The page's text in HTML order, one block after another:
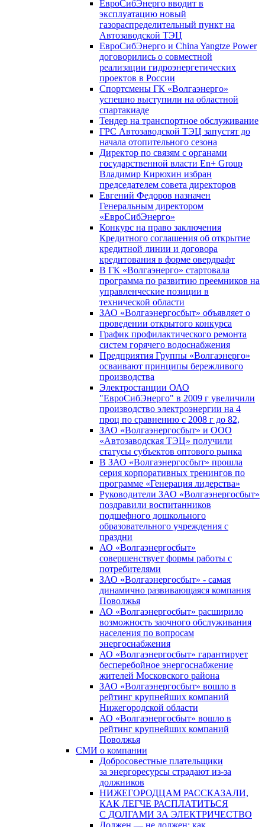
ЕвроСибЭнерго вводит в
эксплуатацию новый
газораспределительный пункт на
Автозаводской ТЭЦ
ЕвроСибЭнерго и China Yangtze Power
договорились о совместной
реализации гидроэнергетических
проектов в России
Спортсмены ГК «Волгаэнерго»
успешно выступили на областной
спартакиаде
Тендер на транспортное обслуживание
ГРС Автозаводской ТЭЦ запустят до
начала отопительного сезона
Директор по связям с органами
государственной власти En+ Group
Владимир Кирюхин избран
председателем совета директоров
Евгений Федоров назначен
Генеральным директором
«ЕвроСибЭнерго»
Конкурс на право заключения
Кредитного соглашения об открытие
кредитной линии и договора
кредитования в форме овердрафт
В ГК «Волгаэнерго» стартовала
программа по развитию преемников на
управленческие позиции в
технической области
ЗАО «Волгаэнергосбыт» объявляет о
проведении открытого конкурса
График профилактического ремонта
систем горячего водоснабжения
Предприятия Группы «Волгаэнерго»
осваивают принципы бережливого
производства
Электростанции ОАО
"ЕвроСибЭнерго" в 2009 г увеличили
производство электроэнергии на 4
проц по сравнению с 2008 г до 82,
ЗАО «Волгаэнергосбыт» и ООО
«Автозаводская ТЭЦ» получили
статусы субъектов оптового рынка
В ЗАО «Волгаэнергосбыт» прошла
серия корпоративных тренингов по
программе «Генерация лидерства»
Руководители ЗАО «Волгаэнергосбыт»
поздравили воспитанников
подшефного дошкольного
образовательного учреждения с
праздни
АО «Волгаэнергосбыт»
совершенствует формы работы с
потребителями
ЗАО «Волгаэнергосбыт» - самая
динамично развивающаяся компания
Поволжья
АО «Волгаэнергосбыт» расширило
возможность заочного обслуживания
населения по вопросам
энергоснабжения
АО «Волгаэнергосбыт» гарантирует
бесперебойное энергоснабжение
жителей Московского района
ЗАО «Волгаэнергосбыт» вошло в
рейтинг крупнейших компаний
Нижегородской области
АО «Волгаэнергосбыт» вошло в
рейтинг крупнейших компаний
Поволжья
СМИ о компании
Добросовестные плательщики
за энергоресурсы страдают из-за
должников
НИЖЕГОРОДЦАМ РАССКАЗАЛИ,
КАК ЛЕГЧЕ РАСПЛАТИТЬСЯ
С ДОЛГАМИ ЗА ЭЛЕКТРИЧЕСТВО